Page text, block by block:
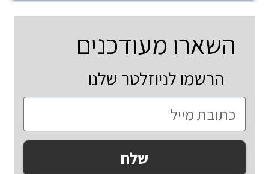
השארו מעודכנים
הרשמו לניוזלטר שלנו
שלח